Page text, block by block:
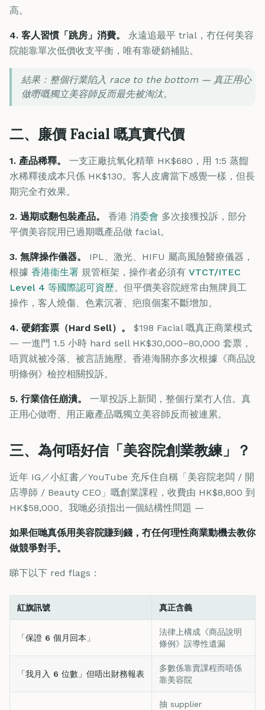
高。
4. 客人習慣「跳房」消費。
永遠追最平 trial，冇任何美容
院能靠單次低價收支平衡，唯有靠硬銷補貼。
結果：整個行業陷入 race to the bottom — 真正用心
做嘢嘅獨立美容師反而最先被淘汰。
二、廉價 Facial 嘅真實代價
1. 產品稀釋。
一支正廠抗氧化精華 HK$680，用 1:5 蒸餾
水稀釋後成本只係 HK$130。客人皮膚當下感覺一樣，但長
期完全冇效果。
2. 過期或翻包裝產品。 香港 消委會 多次接獲投訴，部分
平價美容院用已過期嘅產品做 facial。
3. 無牌操作儀器。
IPL、激光、HIFU 屬高風險醫療儀器，
根據 香港衞生署 規管框架，操作者必須有 VTCT/ITEC
Level 4 等國際認可資歷。但平價美容院經常由無牌員工
操作，客人燒傷、色素沉著、疤痕個案不斷增加。
4. 硬銷套票（Hard Sell）。
$198 Facial 嘅真正商業模式
— 一進門 1.5 小時 hard sell HK$30,000–80,000 套票，
唔買就被冷落、被言語施壓。香港海關亦多次根據《商品說
明條例》檢控相關投訴。
5. 行業信任崩潰。
一單投訴上新聞，整個行業冇人信。真
正用心做嘢、用正廠產品嘅獨立美容師反而被連累。
三、為何唔好信「美容院創業教練」？
近年 IG／小紅書／YouTube 充斥住自稱「美容院老闆 / 開
店導師 / Beauty CEO」嘅創業課程，收費由 HK$8,800 到
HK$58,000。我哋必須指出一個結構性問題 —
如果佢哋真係用美容院賺到錢，冇任何理性商業動機去教你
做競爭對手。
睇下以下 red flags：
紅旗訊號 真正含義
「保證 6 個月回本」
法律上構成《商品說明
條例》誤導性遺漏
「我月入 6 位數」但唔出財務報表
多數係靠賣課程而唔係
靠美容院
抽 supplier